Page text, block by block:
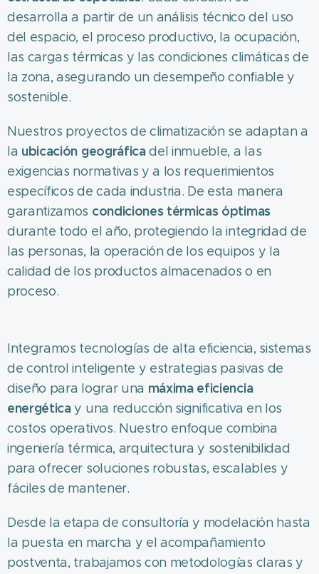
desarrolla a partir de un análisis técnico del uso
del espacio, el proceso productivo, la ocupación,
las cargas térmicas y las condiciones climáticas de
la zona, asegurando un desempeño confiable y
sostenible.
Nuestros proyectos de climatización se adaptan a
la ubicación geográficadel inmueble, a las
exigencias normativas y a los requerimientos
específicos de cada industria. De esta manera
garantizamos condiciones térmicas óptimas
durante todo el año, protegiendo la integridad de
las personas, la operación de los equipos y la
calidad de los productos almacenados o en
proceso.
Integramos tecnologías de alta eficiencia, sistemas
de control inteligente y estrategias pasivas de
diseño para lograr una máxima eficiencia
energéticay una reducción significativa en los
costos operativos. Nuestro enfoque combina
ingeniería térmica, arquitectura y sostenibilidad
para ofrecer soluciones robustas, escalables y
fáciles de mantener.
Desde la etapa de consultoría y modelación hasta
la puesta en marcha y el acompañamiento
postventa, trabajamos con metodologías claras y